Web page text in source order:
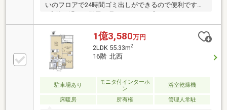
いのフロアで24時間ゴミ出しができるので便利です。
○家族が過ごす様子が見られるオープンキッチンのあ
るリビングダイニング。天井高は約2600ｍｍ。開放的
な住空間が広がります。○24時間オンラインセキュリ
ティシステム「S-GUARD」、トリプルセキュリティシ
ステム採用。また日々の暮らしを見守る24時間有人管
理。○ビルトイン型の食洗機。見た目もすっきりで、
スイッチひとつで洗浄から乾燥までできます。※駐輪
場空き有：月額200～300円（令和６年６月現在）※ポ
ーチ面積／2.42㎡※BS・CSのみ視聴可能。（CATVは
不可）
1億3,580万円
2LDK 55.33m2
16階 北西
駐車場あり
モニタ付インターホ
ン
浴室乾燥機
床暖房 所有権 管理人常駐